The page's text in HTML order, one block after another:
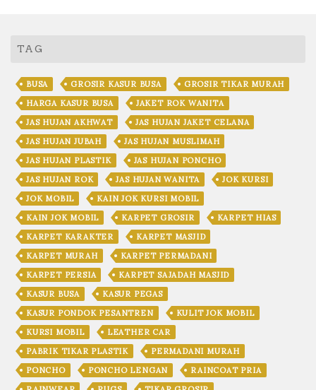
TAG
BUSA GROSIR KASUR BUSA
GROSIR TIKAR MURAH
HARGA KASUR BUSA
JAKET ROK WANITA
JAS HUJAN AKHWAT
JAS HUJAN JAKET CELANA
JAS HUJAN JUBAH
JAS HUJAN MUSLIMAH
JAS HUJAN PLASTIK
JAS HUJAN PONCHO
JAS HUJAN ROK
JAS HUJAN WANITA
JOK KURSI
JOK MOBIL
KAIN JOK KURSI MOBIL
KAIN JOK MOBIL
KARPET GROSIR
KARPET HIAS
KARPET KARAKTER
KARPET MASJID
KARPET MURAH
KARPET PERMADANI
KARPET PERSIA
KARPET SAJADAH MASJID
KASUR BUSA
KASUR PEGAS
KASUR PONDOK PESANTREN
KULIT JOK MOBIL
KURSI MOBIL
LEATHER CAR
PABRIK TIKAR PLASTIK
PERMADANI MURAH
PONCHO
PONCHO LENGAN
RAINCOAT PRIA